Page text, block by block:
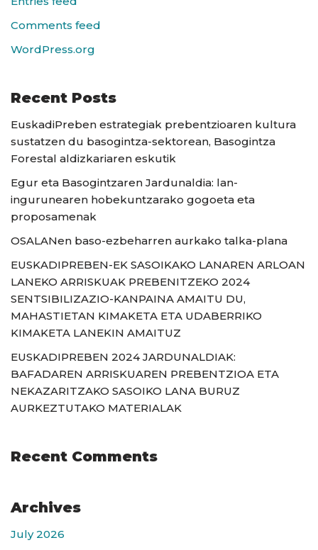
Comments feed
WordPress.org
Recent Posts
EuskadiPreben estrategiak prebentzioaren kultura
sustatzen du basogintza-sektorean, Basogintza
Forestal aldizkariaren eskutik
Egur eta Basogintzaren Jardunaldia: lan-
ingurunearen hobekuntzarako gogoeta eta
proposamenak
OSALANen baso-ezbeharren aurkako talka-plana
EUSKADIPREBEN-EK SASOIKAKO LANAREN ARLOAN
LANEKO ARRISKUAK PREBENITZEKO 2024
SENTSIBILIZAZIO-KANPAINA AMAITU DU,
MAHASTIETAN KIMAKETA ETA UDABERRIKO
KIMAKETA LANEKIN AMAITUZ
EUSKADIPREBEN 2024 JARDUNALDIAK:
BAFADAREN ARRISKUAREN PREBENTZIOA ETA
NEKAZARITZAKO SASOIKO LANA BURUZ
AURKEZTUTAKO MATERIALAK
Recent Comments
Archives
July 2026